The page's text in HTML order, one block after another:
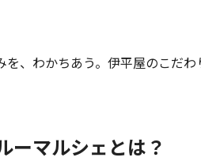
を、わかちあう。伊平屋のこだ
ーマルシェとは？